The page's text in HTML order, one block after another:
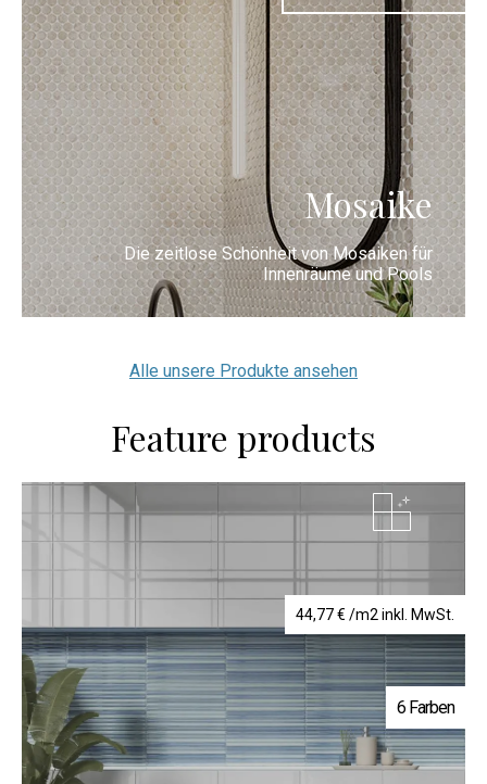
Mosaike
Die zeitlose Schönheit von Mosaiken für
Innenräume und Pools
Alle unsere Produkte ansehen
Feature products
44,77€ /m2 inkl. MwSt.
6 Farben